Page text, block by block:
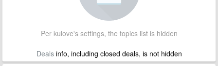
Per kulove's settings, the topics list is hidden
Dealsinfo, including closed deals, is not hidden